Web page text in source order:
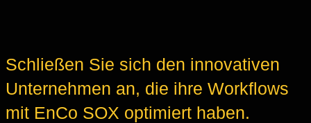
Schließen Sie sich den innovativen
Unternehmen an, die ihre Workflows
mit EnCo SOX optimiert haben.